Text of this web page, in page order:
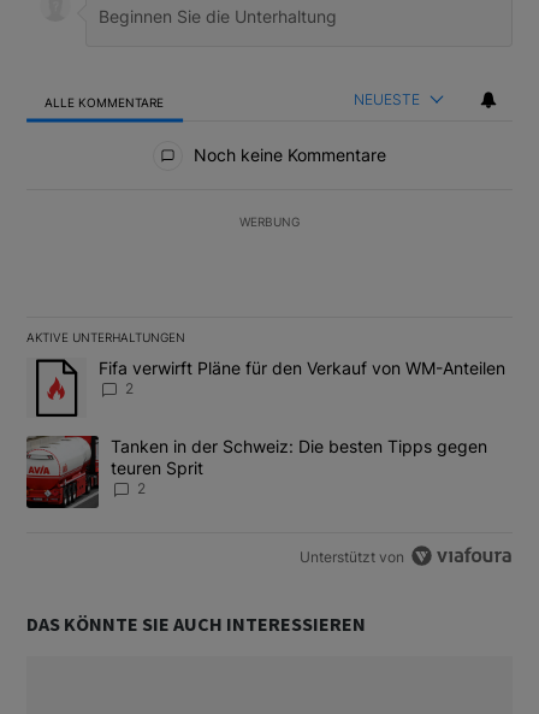
ALLE KOMMENTARE NEUESTE
Noch keine Kommentare
WERBUNG
AKTIVE UNTERHALTUNGEN
Das Folgende ist eine Liste der am meisten kommentierten
Ein Trendartikel mit dem Titel "Fifa verwirft Pläne für den
Fifa verwirft Pläne für den Verkauf von WM-Anteilen
2
Ein Trendartikel mit dem Titel "Tanken in der Schweiz: Die
Tanken in der Schweiz: Die besten Tipps gegen
teuren Sprit
2
Unterstützt von
DAS KÖNNTE SIE AUCH INTERESSIEREN